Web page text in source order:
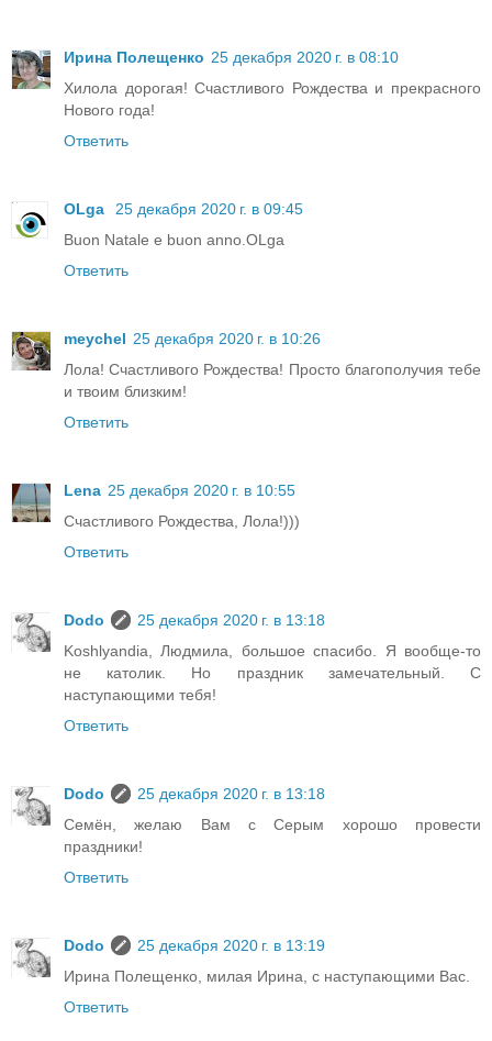
Ирина Полещенко 25 декабря 2020 г. в 08:10
Хилола дорогая! Счастливого Рождества и прекрасного
Нового года!
Ответить
OLga
25 декабря 2020 г. в 09:45
Buon Natale e buon anno.OLga
Ответить
meychel 25 декабря 2020 г. в 10:26
Лола! Счастливого Рождества! Просто благополучия тебе
и твоим близким!
Ответить
Lena 25 декабря 2020 г. в 10:55
Счастливого Рождества, Лола!)))
Ответить
Dodo
25 декабря 2020 г. в 13:18
Koshlyandia, Людмила, большое спасибо. Я вообще-то
не католик. Но праздник замечательный. С
наступающими тебя!
Ответить
Dodo
25 декабря 2020 г. в 13:18
Семён, желаю Вам с Серым хорошо провести
праздники!
Ответить
Dodo
25 декабря 2020 г. в 13:19
Ирина Полещенко, милая Ирина, с наступающими Вас.
Ответить